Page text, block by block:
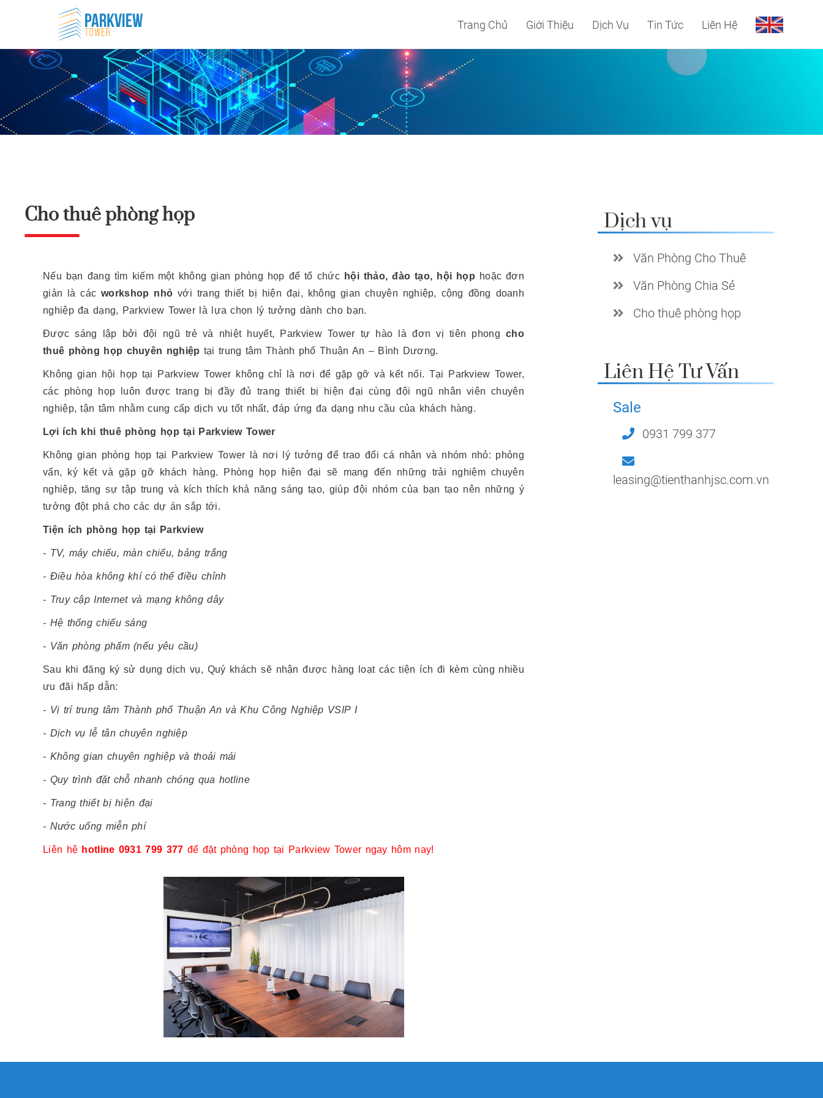
Trang Chủ Giới Thiệu Dịch Vụ Tin Tức Liên Hệ
Cho thuê phòng họp
Nếu bạn đang tìm kiếm một không gian phòng họp để tổ chức hội thảo, đào tạo, hội họp hoặc đơn
giản là cácworkshop nhỏvới trang thiết bị hiện đại, không gian chuyên nghiệp, cộng đồng doanh
nghiệp đa dạng, Parkview Tower là lựa chọn lý tưởng dành cho bạn.
Được sáng lập bởi đội ngũ trẻ và nhiệt huyết, Parkview Tower tự hào là đơn vị tiên phongcho
thuê phòng họp chuyên nghiệp tại trung tâm Thành phố Thuận An – Bình Dương.
Không gian hội họp tại Parkview Tower không chỉ là nơi để gặp gỡ và kết nối. Tại Parkview Tower,
các phòng họp luôn được trang bị đầy đủ trang thiết bị hiện đại cùng đội ngũ nhân viên chuyên
nghiệp, tận tâm nhằm cung cấp dịch vụ tốt nhất, đáp ứng đa dạng nhu cầu của khách hàng.
Lợi ích khi thuê phòng họp tại Parkview Tower
Không gian phòng họp tại Parkview Tower là nơi lý tưởng để trao đổi cá nhân và nhóm nhỏ: phỏng
vấn, ký kết và gặp gỡ khách hàng. Phòng họp hiện đại sẽ mang đến những trải nghiệm chuyên
nghiệp, tăng sự tập trung và kích thích khả năng sáng tạo, giúp đội nhóm của bạn tạo nên những ý
tưởng đột phá cho các dự án sắp tới.
Tiện ích phòng họp tại Parkview
- TV, máy chiếu, màn chiếu, bảng trắng
- Điều hòa không khí có thể điều chỉnh
- Truy cập Internet và mạng không dây
- Hệ thống chiếu sáng
- Văn phòng phẩm (nếu yêu cầu)
Sau khi đăng ký sử dụng dịch vụ, Quý khách sẽ nhận được hàng loạt các tiện ích đi kèm cùng nhiều
ưu đãi hấp dẫn:
- Vị trí trung tâm Thành phố Thuận An và Khu Công Nghiệp VSIP I
- Dịch vụ lễ tân chuyên nghiệp
- Không gian chuyên nghiệp và thoải mái
- Quy trình đặt chỗ nhanh chóng qua hotline
- Trang thiết bị hiện đại
- Nước uống miễn phí
Liên hệ hotline 0931 799 377 để đặt phòng họp tại Parkview Tower ngay hôm nay!
Dịch vụ
Văn Phòng Cho Thuê
Văn Phòng Chia Sẻ
Cho thuê phòng họp
Liên Hệ Tư Vấn
Sale
0931 799 377
leasing@tienthanhjsc.com.vn